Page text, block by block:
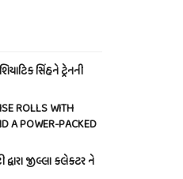
સિંહને ટ્રેનની
ROLLS WITH
A POWER-PACKED
જીલ્લા કલેકટર ને